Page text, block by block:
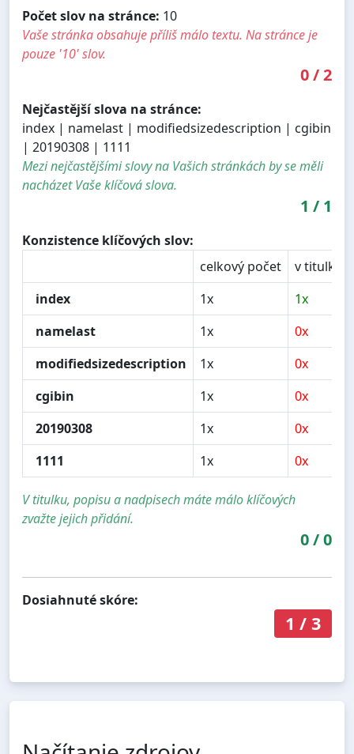
Počet slov na stránce: 10
Vaše stránka obsahuje příliš málo textu. Na stránce je
pouze '10' slov.
0/2
Nejčastější slova na stránce:
index | namelast | modifiedsizedescription | cgibin
| 20190308 | 1111
Mezi nejčastějšími slovy na Vašich stránkách by se měli
nacházet Vaše klíčová slova.
1 / 1
Konzistence klíčových slov:
celkový počet
v titulku
index
1x
1x
namelast
1x
0x
modifiedsizedescription
1x
0x
cgibin
1x
0x
20190308
1x
0x
1111
1x 0x
V titulku, popisu a nadpisech máte málo klíčových
zvažte jejich přidání.
0/0
Dosiahnuté skóre:
1 / 3